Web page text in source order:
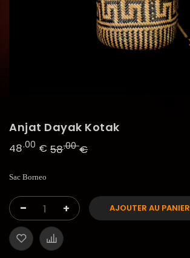
Anjat Dayak Kotak
48.00 € 58.00€
Sac Borneo
- + AJOUTER AU PANIER